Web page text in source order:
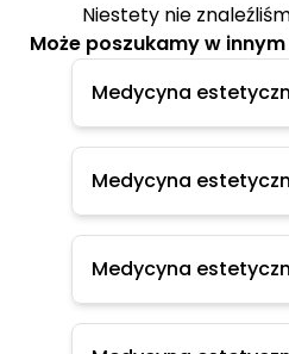
Niestety nie
Może poszukamy w
Medycyna
Medycyna
Medycyna